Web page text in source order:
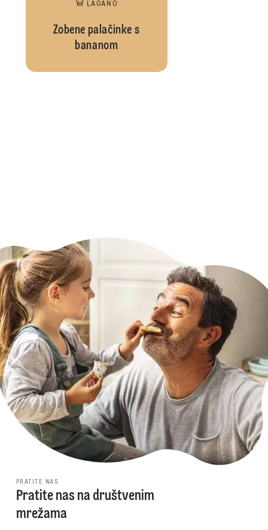
LAGANO
Zobene palačinke s
bananom
PRATITE NAS
Pratite nas na društvenim
mrežama